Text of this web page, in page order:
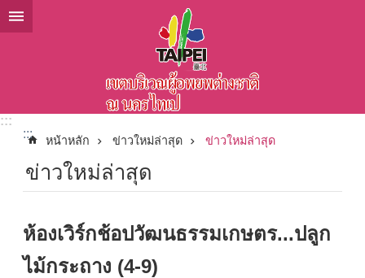
ข้ามไปที่บล็อกเนื้อหาหลัก
:::
:::
หน้าหลัก ข่าวใหม่ล่าสุด ข่าวใหม่ล่าสุด
ข่าวใหม่ล่าสุด
ห้องเวิร์กช้อปวัฒนธรรมเกษตร...ปลูก
ไม้กระถาง (4-9)